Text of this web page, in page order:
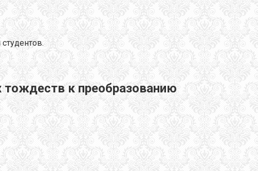
тождеств к преобразованию